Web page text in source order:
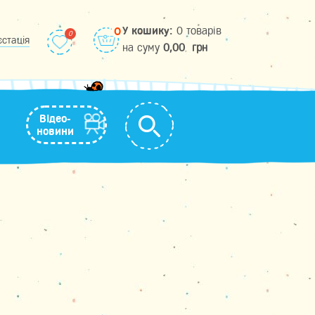
0У кошику: 0 товарів
на cуму 0,00 грн
Відео-
новини